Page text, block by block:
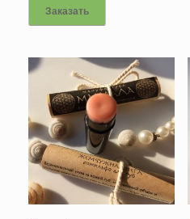
Заказать